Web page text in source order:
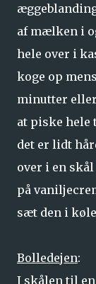
af mælken i
hele over i
koge op
minutter
at piske hele
det er lidt
over i en
på
sæt den i
Bolledejen:
I skålen til